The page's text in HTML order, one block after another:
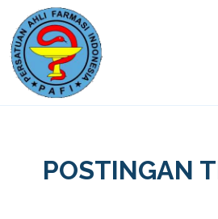
POSTINGAN